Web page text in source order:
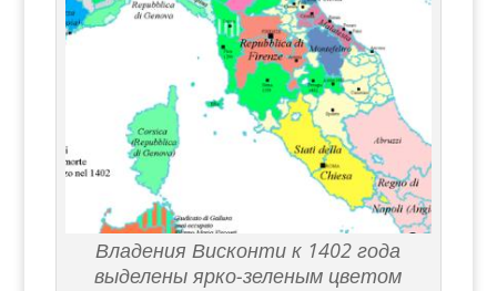
Владения Висконти к 1402 года
выделены ярко-зеленым цветом